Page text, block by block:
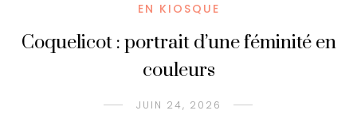
EN KIOSQUE
Coquelicot : portrait d’une féminité en
couleurs
JUIN 24, 2026